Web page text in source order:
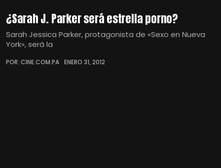
¿Sarah J. Parker será estrella porno?
Sarah Jessica Parker, protagonista de «Sexo en Nueva
York», será la
POR: CINE.COM.PA ENERO 31, 2012